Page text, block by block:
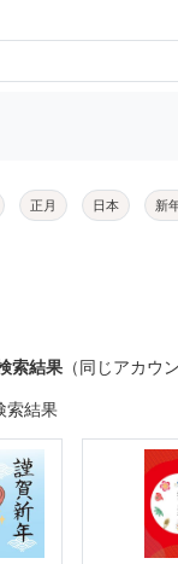
正月 日本 新
索結果 （同じアカウ
索結果